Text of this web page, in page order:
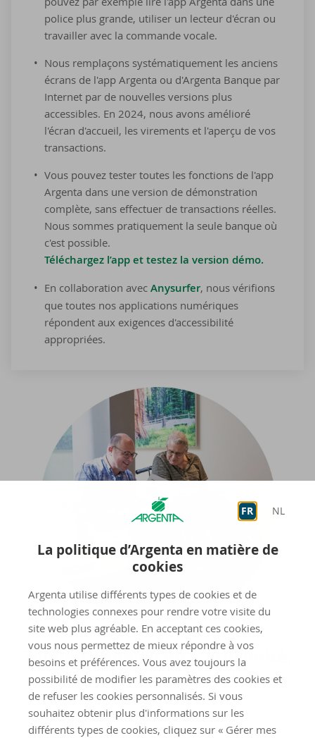
FR NL
La politique d’Argenta en matière de
cookies
Argenta utilise différents types de cookies et de
technologies connexes pour rendre votre visite du
site web plus agréable. En acceptant ces cookies,
vous nous permettez de mieux répondre à vos
besoins et préférences. Vous avez toujours la
possibilité de modifier les paramètres des cookies et
de refuser les cookies personnalisés. Si vous
souhaitez obtenir plus d'informations sur les
différents types de cookies, cliquez sur « Gérer mes
police plus grande, utiliser un lecteur d'écran ou
travailler avec la commande vocale.
Nous remplaçons systématiquement les anciens
écrans de l'app Argenta ou d'Argenta Banque par
Internet par de nouvelles versions plus
accessibles. En 2024, nous avons amélioré
l'écran d'accueil, les virements et l'aperçu de vos
transactions.
Vous pouvez tester toutes les fonctions de l'app
Argenta dans une version de démonstration
complète, sans effectuer de transactions réelles.
Nous sommes pratiquement la seule banque où
c'est possible.
Téléchargez l’app et testez la version démo.
En collaboration avec Anysurfer, nous vérifions
que toutes nos applications numériques
répondent aux exigences d'accessibilité
appropriées.
Tou­jours quel­qu'un à proxi­mi­té,
à l'agence et au ser­vice
Clien­tèle
Dans la mesure du possible, nous vous donnons la